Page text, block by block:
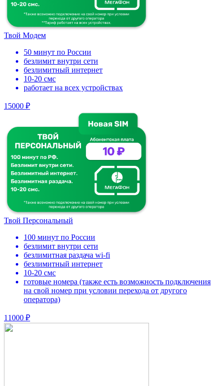
Твой Модем
50 минут по России
безлимит внутри сети
безлимитный интернет
10-20 смс
работает на всех устройствах
15000 ₽
Твой Персональный
100 минут по России
безлимит внутри сети
безлимитная раздача wi-fi
безлимитный интернет
10-20 смс
готовые номера (также есть возможность подключения
на свой номер при условии перехода от другого
оператора)
11000 ₽